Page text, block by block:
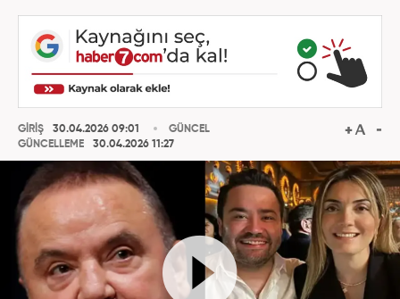
GİRİŞ
30.04.2026 09:01
GÜNCELLEME
30.04.2026 11:27
GÜNCEL